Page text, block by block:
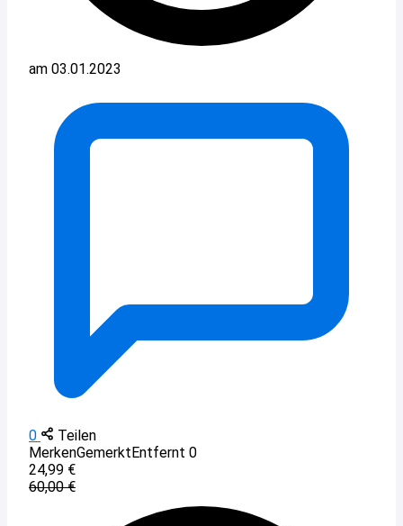
am 03.01.2023
0
Teilen
MerkenGemerktEntfernt 0
24,99 €
60,00 €